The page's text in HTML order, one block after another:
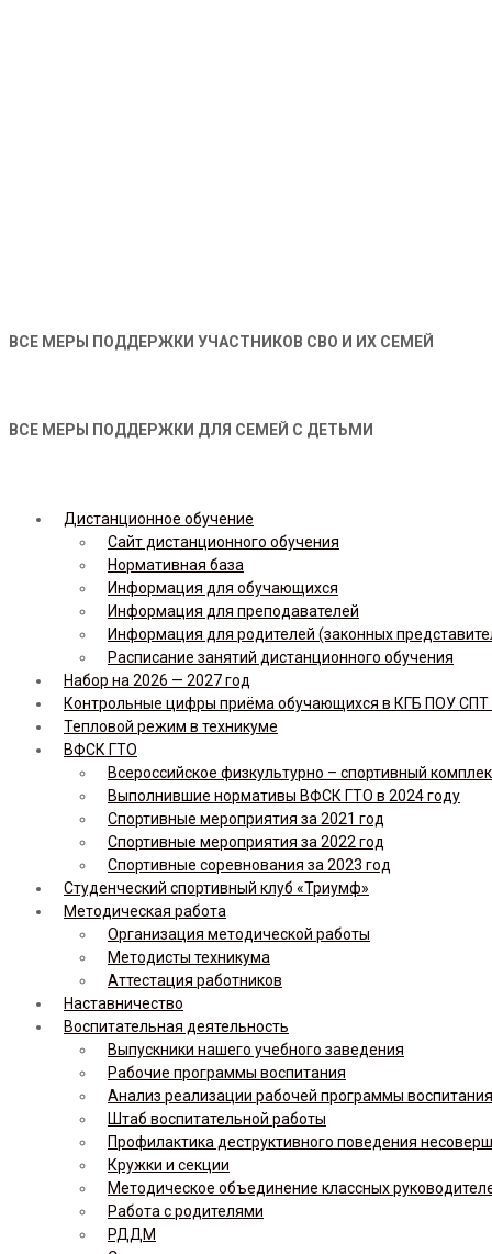
ВСЕ МЕРЫ ПОДДЕРЖКИ УЧАСТНИКОВ СВО И ИХ СЕМЕЙ
ВСЕ МЕРЫ ПОДДЕРЖКИ ДЛЯ СЕМЕЙ С ДЕТЬМИ
Дистанционное обучение
Сайт дистанционного обучения
Нормативная база
Информация для обучающихся
Информация для преподавателей
Информация для родителей (законных
Расписание занятий дистанционного обучения
Набор на 2026 — 2027 год
Контрольные цифры приёма обучающихся в КГБ ПОУ СПТ
Тепловой режим в техникуме
ВФСК ГТО
Всероссийское физкультурно – спортивный
Выполнившие нормативы ВФСК ГТО в 2024 году
Спортивные мероприятия за 2021 год
Спортивные мероприятия за 2022 год
Спортивные соревнования за 2023 год
Студенческий спортивный клуб «Триумф»
Методическая работа
Организация методической работы
Методисты техникума
Аттестация работников
Наставничество
Воспитательная деятельность
Выпускники нашего учебного заведения
Рабочие программы воспитания
Анализ реализации рабочей программы
Штаб воспитательной работы
Профилактика деструктивного поведения
Кружки и секции
Методическое объединение классных
Работа с родителями
РДДМ